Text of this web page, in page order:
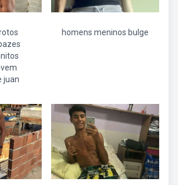
juan
homens meninos bulge